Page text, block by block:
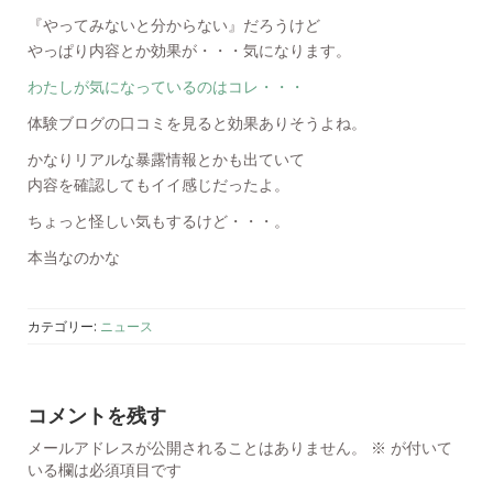
『やってみないと分からない』だろうけど
やっぱり内容とか効果が・・・気になります。
わたしが気になっているのはコレ・・・
体験ブログの口コミを見ると効果ありそうよね。
かなりリアルな暴露情報とかも出ていて
内容を確認してもイイ感じだったよ。
ちょっと怪しい気もするけど・・・。
本当なのかな
カテゴリー: ニュース
コメントを残す
メールアドレスが公開されることはありません。 ※ が付いて
いる欄は必須項目です